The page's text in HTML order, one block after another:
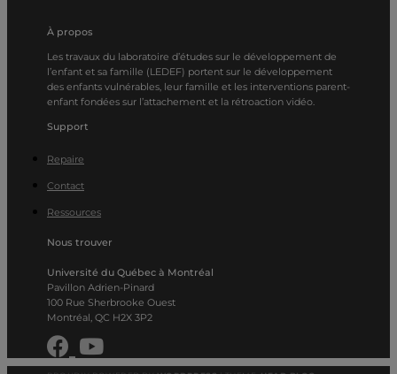
À propos
Les travaux du laboratoire d’études sur le développement de
l’enfant et sa famille (LEDEF) portent sur le développement
des enfants vulnérables, leur famille et les interventions parent-
enfant fondées sur l’attachement et la rétroaction vidéo.
Support
Repaire
Contact
Ressources
Nous trouver
Université du Québec à Montréal
Pavillon Adrien-Pinard
100 Rue Sherbrooke Ouest
Montréal, QC H2X 3P2